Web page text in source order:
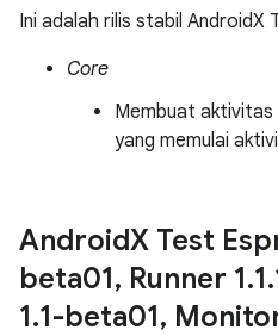
Ini adalah rilis stabil AndroidX
Core
Membuat aktivitas
yang memulai
AndroidX Test
beta01, Runner 1.1.
1.1-beta01,